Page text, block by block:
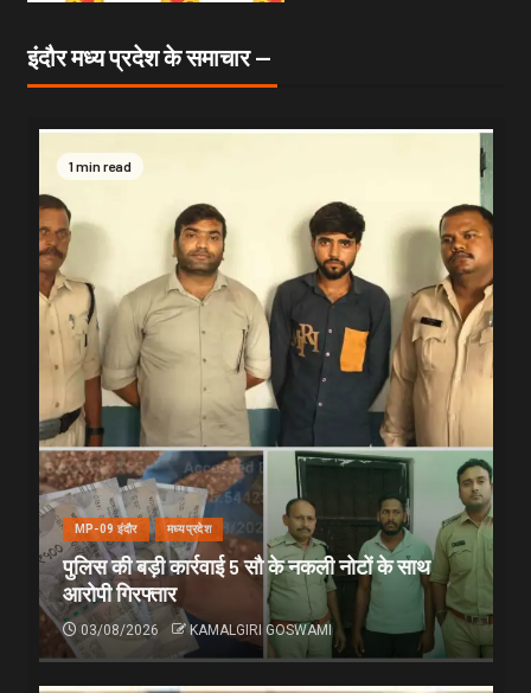
इंदौर मध्य प्रदेश के समाचार —
1 min read
MP-09 इंदौर मध्यप्रदेश
पुलिस की बड़ी कार्रवाई 5 सौ के नकली नोटों के साथ
आरोपी गिरफ्तार
03/08/2026 KAMALGIRI GOSWAMI